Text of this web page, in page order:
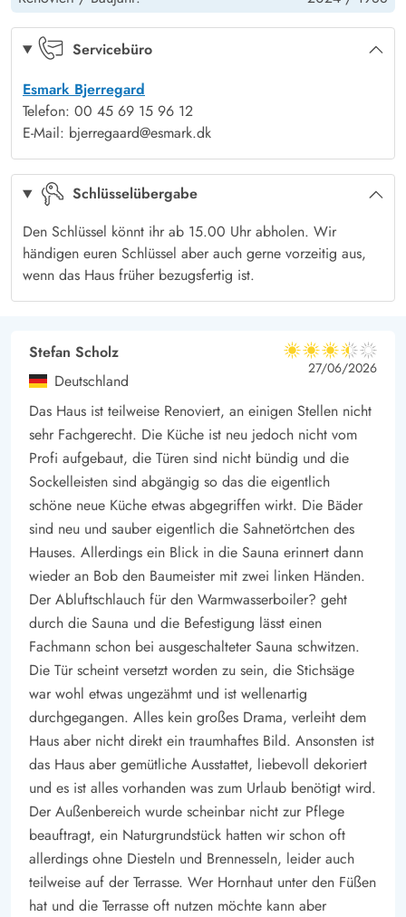
Im schönen Gebiet Haurvig gelegen, befindet sich euer
Ferienhaus direkt zwischen der Nordsee und dem Ringkøbing
Spaziergang durch die Heide und Dünen zum Sandstrand und
genießt ein erfrischendes Bad im Meer.
ihr Butiken, Supermärkte und Restaurants finden. Auch
Wassersportler kommen hier mit verschiedensten Angeboten
auf ihre Kosten.
Servicebüro
Esmark Bjerregard
Telefon: 00 45 69 15 96 12
E-Mail: bjerregaard@esmark.dk
Schlüsselübergabe
Den Schlüssel könnt ihr ab 15.00 Uhr abholen. Wir
händigen euren Schlüssel aber auch gerne vorzeitig aus,
wenn das Haus früher bezugsfertig ist.
Stefan Scholz
Deutschland
3.5 von 5
3.5 von 5
3.5 out of 5
27/06/2026
Das Haus ist teilweise Renoviert, an einigen Stellen nicht
sehr Fachgerecht. Die Küche ist neu jedoch nicht vom
Profi aufgebaut, die Türen sind nicht bündig und die
Sockelleisten sind abgängig so das die eigentlich
schöne neue Küche etwas abgegriffen wirkt. Die Bäder
sind neu und sauber eigentlich die Sahnetörtchen des
Hauses. Allerdings ein Blick in die Sauna erinnert dann
wieder an Bob den Baumeister mit zwei linken Händen.
Der Abluftschlauch für den Warmwasserboiler? geht
durch die Sauna und die Befestigung lässt einen
Fachmann schon bei ausgeschalteter Sauna schwitzen.
Die Tür scheint versetzt worden zu sein, die Stichsäge
war wohl etwas ungezähmt und ist wellenartig
durchgegangen. Alles kein großes Drama, verleiht dem
Haus aber nicht direkt ein traumhaftes Bild. Ansonsten ist
das Haus aber gemütliche Ausstattet, liebevoll dekoriert
und es ist alles vorhanden was zum Urlaub benötigt wird.
Der Außenbereich wurde scheinbar nicht zur Pflege
beauftragt, ein Naturgrundstück hatten wir schon oft
allerdings ohne Diesteln und Brennesseln, leider auch
teilweise auf der Terrasse. Wer Hornhaut unter den Füßen
hat und die Terrasse oft nutzen möchte kann aber